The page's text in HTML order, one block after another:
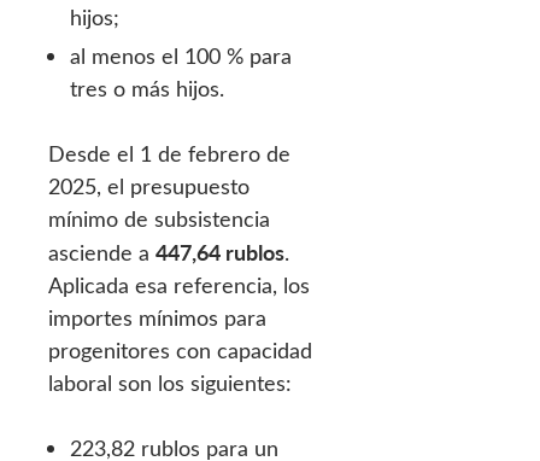
hijos;
al menos el 100 % para
tres o más hijos.
Desde el 1 de febrero de
2025, el presupuesto
mínimo de subsistencia
asciende a 447,64 rublos.
Aplicada esa referencia, los
importes mínimos para
progenitores con capacidad
laboral son los siguientes:
223,82 rublos para un